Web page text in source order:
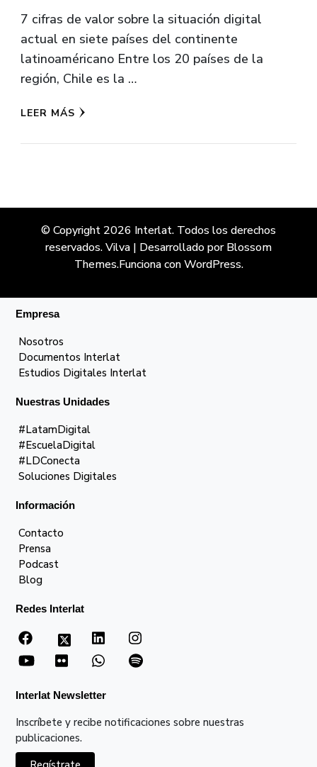
7 cifras de valor sobre la situación digital
actual en siete países del continente
latinoaméricano Entre los 20 países de la
región, Chile es la …
LEER MÁS
© Copyright 2026 Interlat. Todos los derechos
reservados.Vilva | Desarrollado porBlossom
Themes.Funciona conWordPress.
Empresa
Nosotros
Documentos Interlat
Estudios Digitales Interlat
Nuestras Unidades
#LatamDigital
#EscuelaDigital
#LDConecta
Soluciones Digitales
Información
Contacto
Prensa
Podcast
Blog
Redes Interlat
Interlat Newsletter
Inscríbete y recibe notificaciones sobre nuestras
publicaciones.